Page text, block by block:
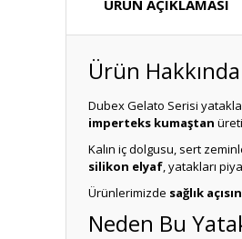
ÜRÜN AÇIKLAMASI
Ürün Hakkında
Dubex Gelato Serisi
imperteks kumaştan
Kalın iç dolgusu, sert
silikon elyaf, yatakları
Ürünlerimizde sağlık
Neden Bu